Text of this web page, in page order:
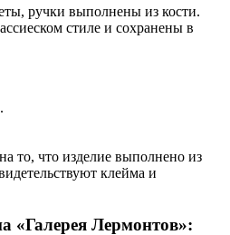
ручки выполнены из кости.
стиле и сохранены в
то, что изделие выполнено из
клейма и
«Галерея Лермонтов»: